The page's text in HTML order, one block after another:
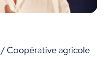
Coopérative agricole